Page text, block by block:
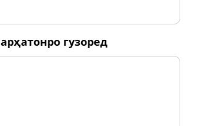
шарҳатонро гузоред